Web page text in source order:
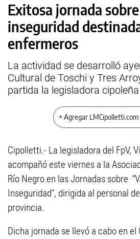
Exitosa jornada
inseguridad
enfermeros
La actividad se desarrolló
Cultural de Toschi y Tres
partida la legisladora
+ Agregar LMCipolletti.com
Cipolletti.- La legisladora del FpV,
acompañó este viernes a la
Río Negro en las Jornadas sobre
Inseguridad", dirigida al personal
provincia.
Dicha jornada se llevó a cabo en